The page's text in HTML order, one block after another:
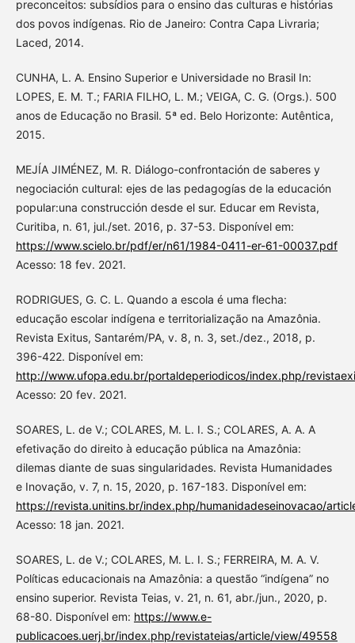
preconceitos: subsídios para o ensino das culturas e histórias
dos povos indígenas. Rio de Janeiro: Contra Capa Livraria;
Laced, 2014.
CUNHA, L. A. Ensino Superior e Universidade no Brasil In:
LOPES, E. M. T.; FARIA FILHO, L. M.; VEIGA, C. G. (Orgs.). 500
anos de Educação no Brasil. 5ª ed. Belo Horizonte: Autêntica,
2015.
MEJÍA JIMÉNEZ, M. R. Diálogo-confrontación de saberes y
negociación cultural: ejes de las pedagogías de la educación
popular:una construcción desde el sur. Educar em Revista,
Curitiba, n. 61, jul./set. 2016, p. 37-53. Disponível em:
https://www.scielo.br/pdf/er/n61/1984-0411-er-61-00037.pdf
Acesso: 18 fev. 2021.
RODRIGUES, G. C. L. Quando a escola é uma flecha:
educação escolar indígena e territorialização na Amazônia.
Revista Exitus, Santarém/PA, v. 8, n. 3, set./dez., 2018, p.
396-422. Disponível em:
http://www.ufopa.edu.br/portaldeperiodicos/index.php/
Acesso: 20 fev. 2021.
SOARES, L. de V.; COLARES, M. L. I. S.; COLARES, A. A. A
efetivação do direito à educação pública na Amazônia:
dilemas diante de suas singularidades. Revista Humanidades
e Inovação, v. 7, n. 15, 2020, p. 167-183. Disponível em:
https://revista.unitins.br/index.php/humanidadeseinovacao/
Acesso: 18 jan. 2021.
SOARES, L. de V.; COLARES, M. L. I. S.; FERREIRA, M. A. V.
Políticas educacionais na Amazônia: a questão “indígena” no
ensino superior. Revista Teias, v. 21, n. 61, abr./jun., 2020, p.
68-80. Disponível em: https://www.e-
publicacoes.uerj.br/index.php/revistateias/article/view/49558